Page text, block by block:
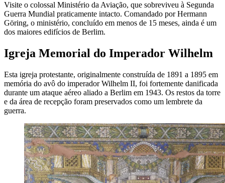
Visite o colossal Ministério da Aviação, que sobreviveu à Segunda
Guerra Mundial praticamente intacto. Comandado por Hermann
Göring, o ministério, concluído em menos de 15 meses, ainda é um
dos maiores edifícios de Berlim.
Igreja Memorial do Imperador Wilhelm
Esta igreja protestante, originalmente construída de 1891 a 1895 em
memória do avô do imperador Wilhelm II, foi fortemente danificada
durante um ataque aéreo aliado a Berlim em 1943. Os restos da torre
e da área de recepção foram preservados como um lembrete da
guerra.